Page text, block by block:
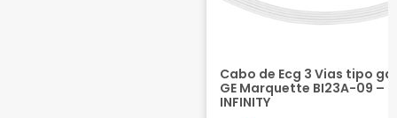
Cabo de Ecg 3 Vias tipo
GE Marquette BI23A-09 –
INFINITY